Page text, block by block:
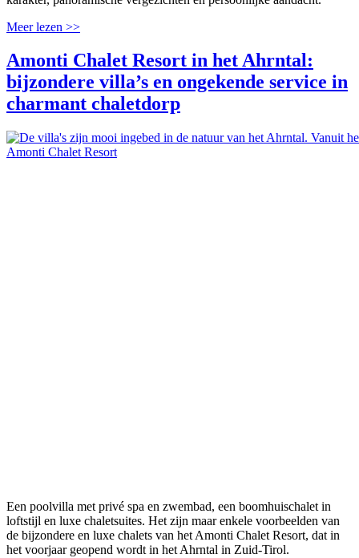
Meer lezen >>
Amonti Chalet Resort in het Ahrntal:
bijzondere villa’s en ongekende service in
charmant chaletdorp
Een poolvilla met privé spa en zwembad, een boomhuischalet in
loftstijl en luxe chaletsuites. Het zijn maar enkele voorbeelden van
de bijzondere en luxe chalets van het Amonti Chalet Resort, dat in
het voorjaar geopend wordt in het Ahrntal in Zuid-Tirol.